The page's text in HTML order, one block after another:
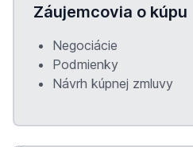
Záujemcovia o kúpu
Negociácie
Podmienky
Návrh kúpnej zmluvy